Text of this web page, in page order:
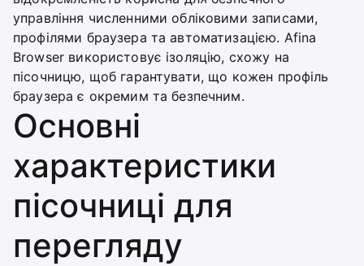
управління численними обліковими записами,
профілями браузера та автоматизацією. Afina
Browser використовує ізоляцію, схожу на
пісочницю, щоб гарантувати, що кожен профіль
браузера є окремим та безпечним.
Основні
характеристики
пісочниці для
перегляду